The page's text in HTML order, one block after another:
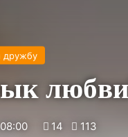
дружбу
14 113